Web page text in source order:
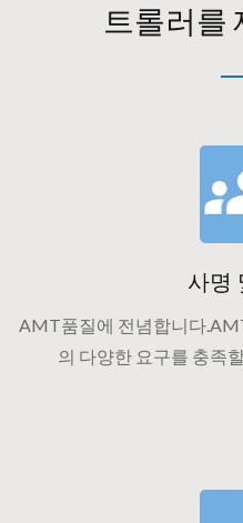
트롤러를
사명
AMT품질에 전념합니다
의 다양한 요구를 충족